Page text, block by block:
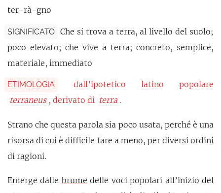
ter-rà-gno
SIGNIFICATO Che si trova a terra, al livello del suolo;
poco elevato; che vive a terra; concreto, semplice,
materiale, immediato
ETIMOLOGIA
dall’ipotetico latino popolare
terraneus , derivato di terra .
Strano che questa parola sia poco usata, perché è una
risorsa di cui è difficile fare a meno, per diversi ordini
di ragioni.
Emerge dalle brume delle voci popolari all’inizio del